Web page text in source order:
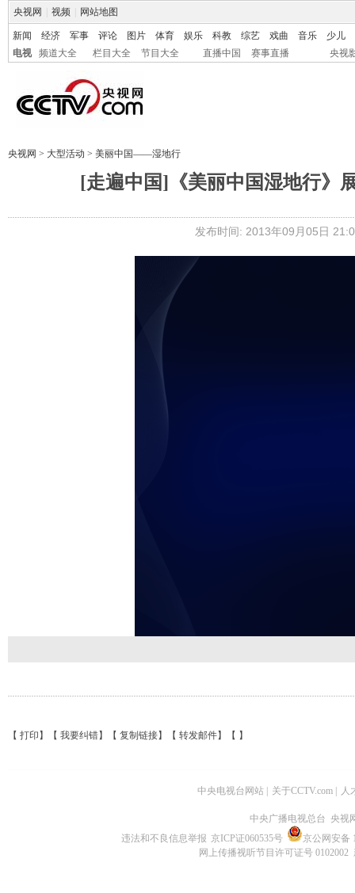
央视网 视频 网站地图
新闻 经济 军事 评论 图片 体育 娱乐 科教 综艺 戏曲 音乐
少儿
电视
频道大全 栏目大全 节目大全 直播中国 赛事直播 央视
央视网 > 大型活动 > 美丽中国——湿地行
[走遍中国]《美丽中国湿地行》
发布时间: 2013年09月05日
【 打印 】【 我要纠错】【 复制链接】【 转发邮件】【 】
中央电视台网站 关于CCTV.com 人
中央广播电视总台 央视
违法和不良信息举报 京ICP证060535号
京公网安备
网上传播视听节目许可证号 0102002